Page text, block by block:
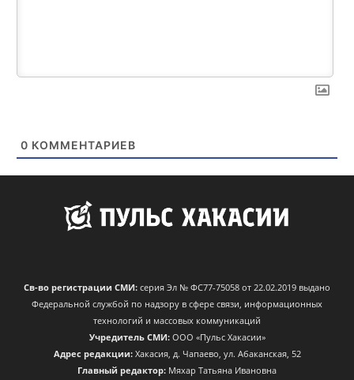
0 КОММЕНТАРИЕВ
Св-во регистрации СМИ: серия Эл № ФС77-75058 от 22.02.2019 выдано
Федеральной службой по надзору в сфере связи, информационных
технологий и массовых коммуникаций
Учредитель СМИ:ООО «Пульс Хакасии»
Адрес редакции:Хакасия, д. Чапаево, ул. Абаканская, 52
Главный редактор: Мяхар Татьяна Ивановна